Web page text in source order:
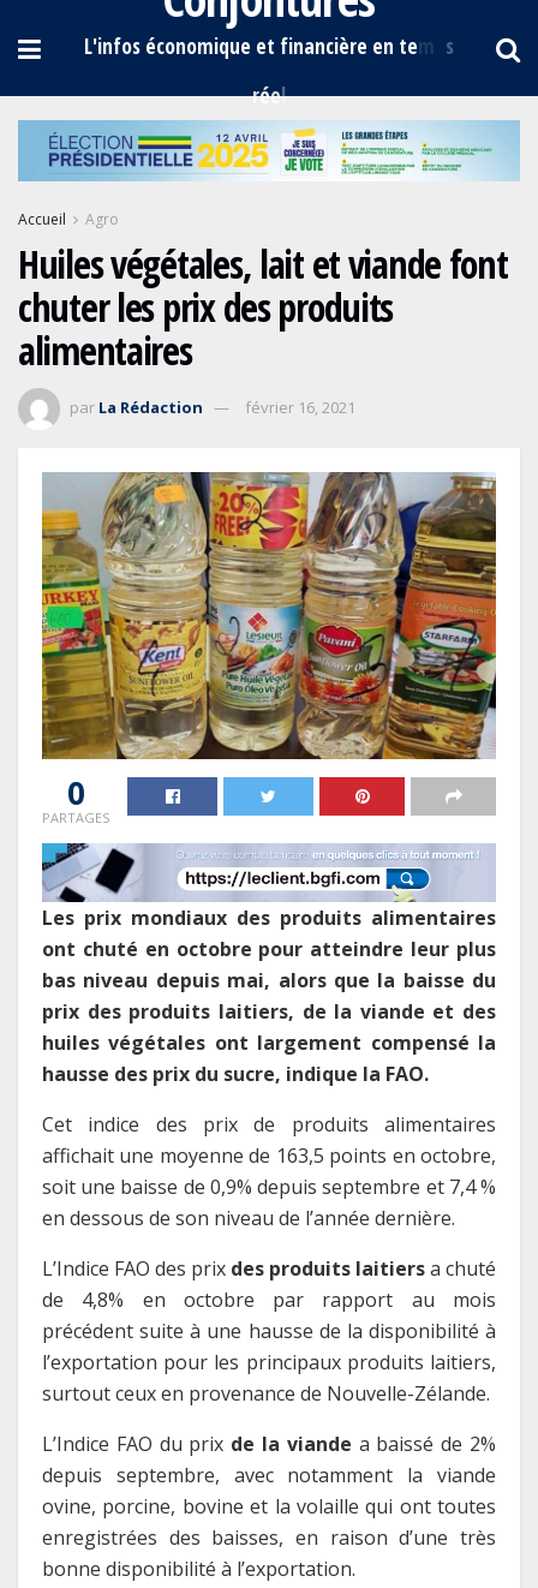
Accueil Agro
Huiles végétales, lait et viande font
chuter les prix des produits
alimentaires
par La Rédaction février 16, 2021
0
PARTAGES
Les prix mondiaux des produits alimentaires
ont chuté en octobre pour atteindre leur plus
bas niveau depuis mai, alors que la baisse du
prix des produits laitiers, de la viande et des
huiles végétales ont largement compensé la
hausse des prix du sucre, indique la FAO.
Cet indice des prix de produits alimentaires
affichait une moyenne de 163,5 points en octobre,
soit une baisse de 0,9% depuis septembre et 7,4 %
en dessous de son niveau de l’année dernière.
L’Indice FAO des prix des produits laitiersa chuté
de 4,8% en octobre par rapport au mois
précédent suite à une hausse de la disponibilité à
l’exportation pour les principaux produits laitiers,
surtout ceux en provenance de Nouvelle-Zélande.
L’Indice FAO du prix de la viande a baissé de 2%
depuis septembre, avec notamment la viande
ovine, porcine, bovine et la volaille qui ont toutes
enregistrées des baisses, en raison d’une très
bonne disponibilité à l’exportation.